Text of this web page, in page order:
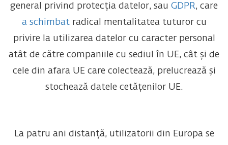
general privind protecția datelor, sau GDPR, care
a schimbatradical mentalitatea tuturor cu
privire la utilizarea datelor cu caracter personal
atât de către companiile cu sediul în UE, cât și de
cele din afara UE care colectează, prelucrează și
stochează datele cetățenilor UE.
La patru ani distanță, utilizatorii din Europa se